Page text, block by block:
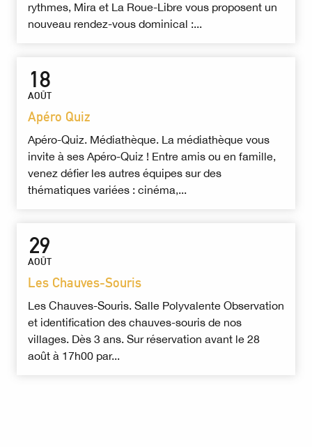
rythmes, Mira et La Roue-Libre vous proposent un
nouveau rendez-vous dominical :...
18
AOÛT
Apéro Quiz
Apéro-Quiz. Médiathèque. La médiathèque vous
invite à ses Apéro-Quiz ! Entre amis ou en famille,
venez défier les autres équipes sur des
thématiques variées : cinéma,...
29
AOÛT
Les Chauves-Souris
Les Chauves-Souris. Salle Polyvalente Observation
et identification des chauves-souris de nos
villages. Dès 3 ans. Sur réservation avant le 28
août à 17h00 par...